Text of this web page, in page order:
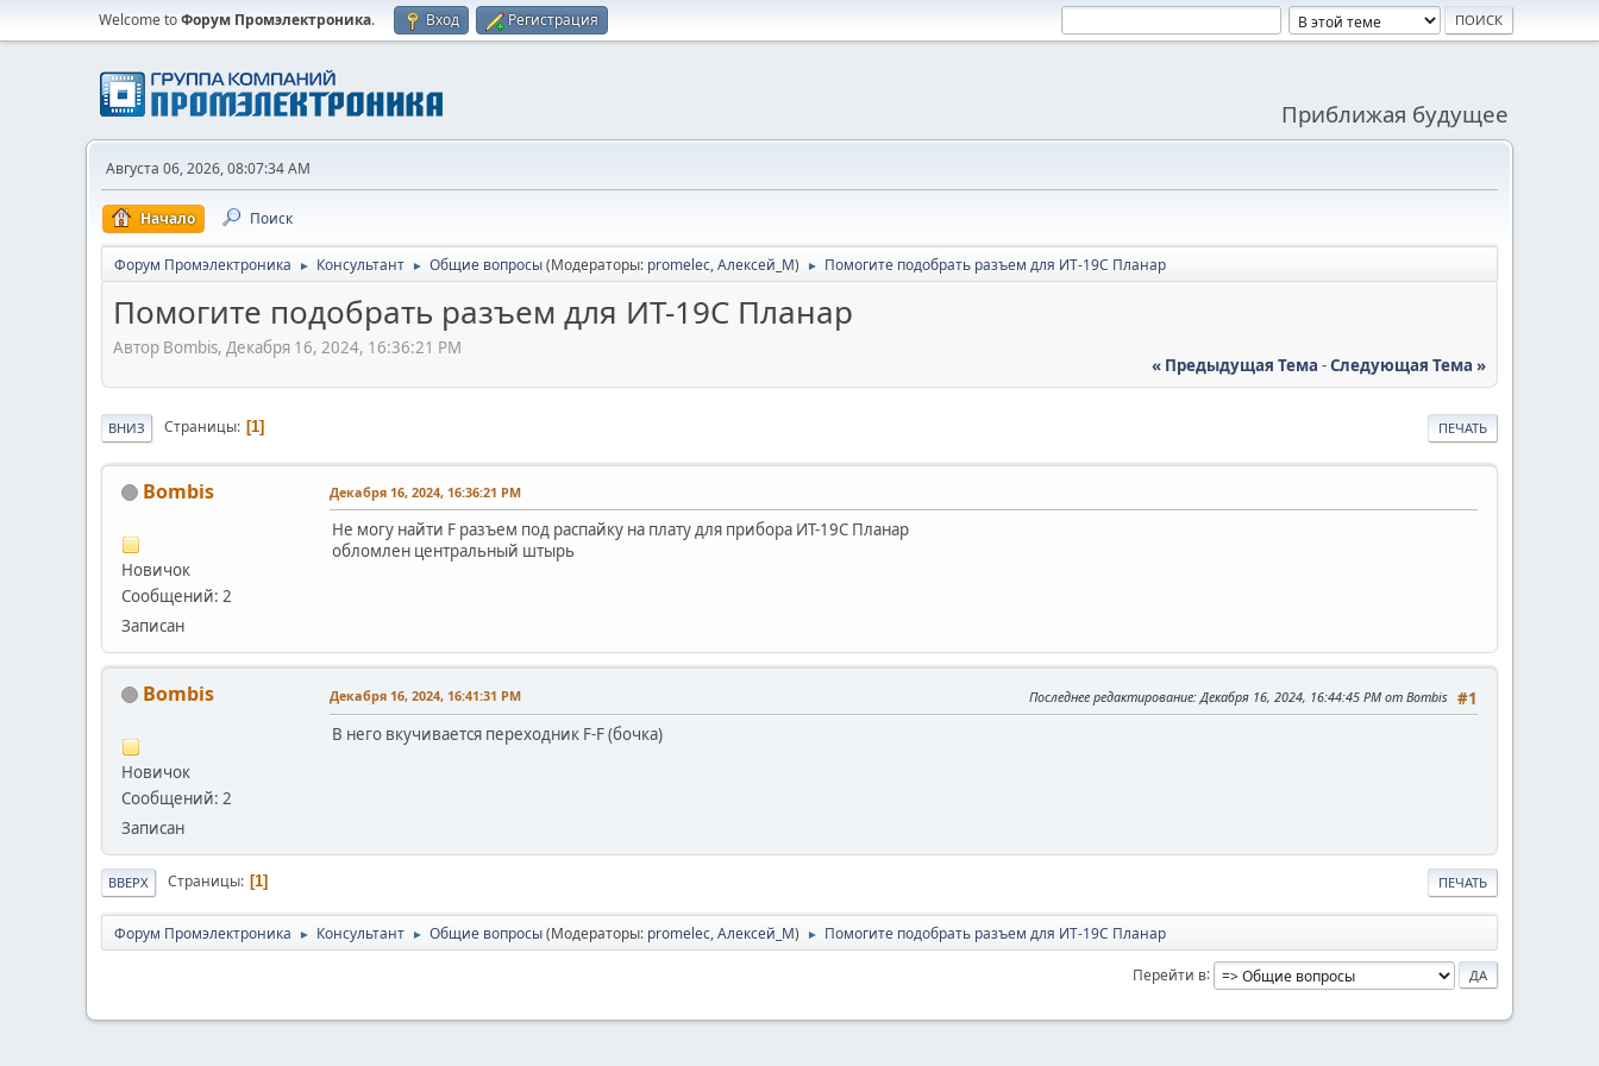
Welcome toФорум Промэлектроника. Вход Регистрация
Приближая будущее
Августа 06, 2026, 08:07:34 AM
Начало Поиск
Форум Промэлектроника ► Консультант ► Общие вопросы(Модераторы: promelec,Алексей_М) ► Помогите подобрать разъем для ИТ-19C Планар
Помогите подобрать разъем для ИТ-19C Планар
Автор Bombis, Декабря 16, 2024, 16:36:21 PM
« Предыдущая Тема -Следующая Тема »
ПЕЧАТЬ
ВНИЗ Страницы 1
Bombis
Новичок
Сообщений: 2
Записан
Декабря 16, 2024, 16:36:21 PM
Не могу найти F разъем под распайку на плату для прибора ИТ-19C Планар
обломлен центральный штырь
Bombis
Новичок
Сообщений: 2
Записан
#1
Декабря 16, 2024, 16:41:31 PM Последнее редактирование: Декабря 16, 2024, 16:44:45 PM от Bombis
В него вкучивается переходник F-F (бочка)
ПЕЧАТЬ
ВВЕРХ Страницы 1
Форум Промэлектроника ► Консультант ► Общие вопросы(Модераторы: promelec,Алексей_М) ► Помогите подобрать разъем для ИТ-19C Планар
Перейти в